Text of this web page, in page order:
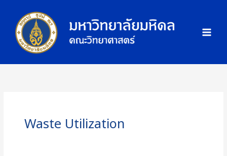
content
Waste Utilization